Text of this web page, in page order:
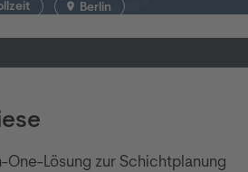
Berlin
Lösung zur Schichtplanung